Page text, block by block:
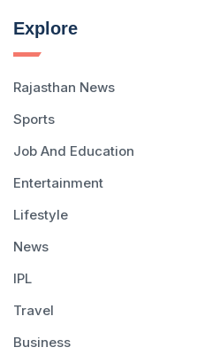
Explore
Rajasthan News
Sports
Job And Education
Entertainment
Lifestyle
News
IPL
Travel
Business